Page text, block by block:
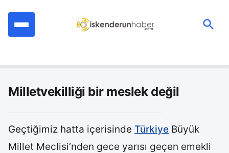
Milletvekilliği bir meslek değil
Geçtiğimiz hatta içerisinde Türkiye Büyük
Millet Meclisi’nden gece yarısı geçen emekli